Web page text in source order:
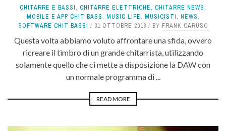
CHITARRE E BASSI, CHITARRE ELETTRICHE, CHITARRE NEWS,
MOBILE E APP CHIT BASS, MUSIC LIFE, MUSICISTI, NEWS,
SOFTWARE CHIT BASSI
31 OTTOBRE 2018 BY FRANK CARUSO
Questa volta abbiamo voluto affrontare una sfida, ovvero
ricreare il timbro di un grande chitarrista, utilizzando
solamente quello che ci mette a disposizione la DAW con
un normale programma di ...
READ MORE